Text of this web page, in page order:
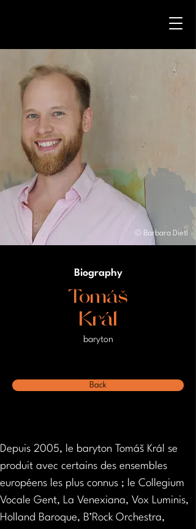
© Barbara Dietl
Biography
Tomáš
Král
baryton
Back
Depuis 2005, le baryton Tomáš Král se
produit avec certains des ensembles
européens les plus connus ; le Collegium
Vocale Gent, La Venexiana, Vox Luminis,
Holland Baroque, B’Rock Orchestra,